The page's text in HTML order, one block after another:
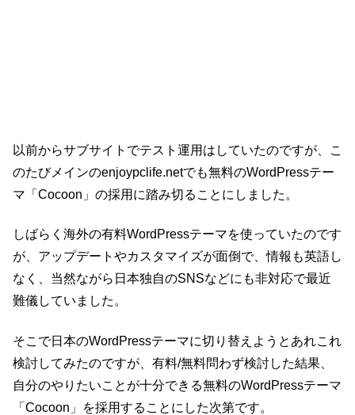
以前からサブサイトでテスト運用はしていたのですが、こ
のたびメインのenjoypclife.netでも無料のWordPressテー
マ「Cocoon」の採用に踏み切ることにしました。
しばらく海外の有料WordPressテーマを使っていたのです
が、アップデートやカスタマイズが面倒で、情報も英語し
なく、当然ながら日本独自のSNSなどにも非対応で最近
難儀していました。
そこで日本のWordPressテーマに切り替えようとあれこれ
検討してみたのですが、有料/無料問わず検討した結果、
自分のやりたいことが十分できる無料のWordPressテーマ
「Cocoon」を採用することにした次第です。